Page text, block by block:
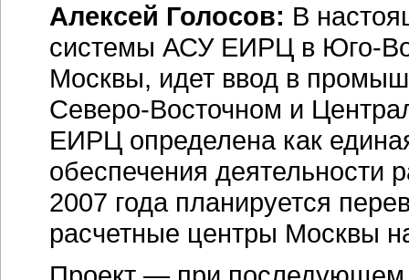
Алексей Голосов: В
системы АСУ ЕИРЦ в Юго-
Москвы, идет ввод в
Северо-Восточном и
ЕИРЦ определена как
обеспечения деятельности
2007 года планируется
расчетные центры Москвы